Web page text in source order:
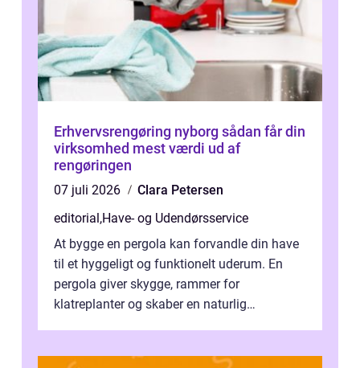
Erhvervsrengøring nyborg sådan får din
virksomhed mest værdi ud af
rengøringen
07 juli 2026
Clara Petersen
editorial ,Have- og Udendørsservice
At bygge en pergola kan forvandle din have
til et hyggeligt og funktionelt uderum. En
pergola giver skygge, rammer for
klatreplanter og skaber en naturlig